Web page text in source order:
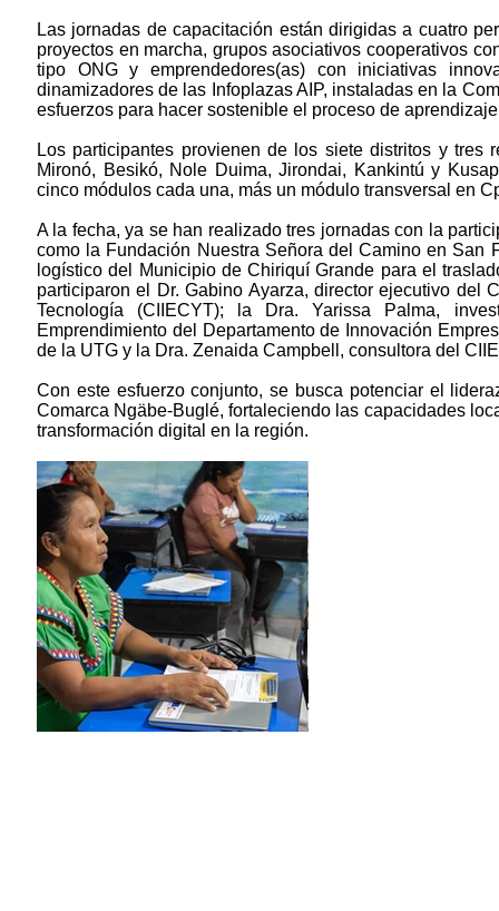
Las jornadas de capacitación están dirigidas a cuatro
proyectos en marcha, grupos asociativos cooperativos
tipo ONG y emprendedores(as) con iniciativas
dinamizadores de las Infoplazas AIP, instaladas en la
esfuerzos para hacer sostenible el proceso de
Los participantes provienen de los siete distritos y tres
Mironó, Besikó, Nole Duima, Jirondai, Kankintú y
cinco módulos cada una, más un módulo transversal en
A la fecha, ya se han realizado tres jornadas con la
como la Fundación Nuestra Señora del Camino en San
logístico del Municipio de Chiriquí Grande para el
participaron el Dr. Gabino Ayarza, director ejecutivo del
Tecnología (CIIECYT); la Dra. Yarissa Palma,
Emprendimiento del Departamento de Innovación
de la UTG y la Dra. Zenaida Campbell, consultora del
Con este esfuerzo conjunto, se busca potenciar el
Comarca Ngäbe-Buglé, fortaleciendo las capacidades
transformación digital en la región.